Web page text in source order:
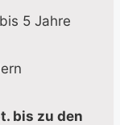
5 Jahre
bis zu den